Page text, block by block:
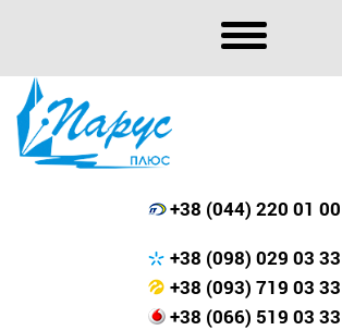
+38 (044) 220 01 00
+38 (098) 029 03 33
+38 (093) 719 03 33
+38 (066) 519 03 33